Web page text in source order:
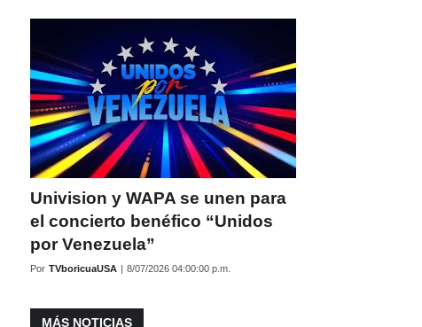
Univision y WAPA se unen para
el concierto benéfico “Unidos
por Venezuela”
Por TVboricuaUSA | 8/07/2026 04:00:00 p.m.
MÁS NOTICIAS